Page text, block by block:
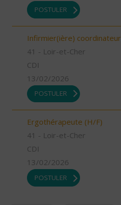
POSTULER
Infirmier(ière)
41 - Loir-et-Cher
CDI
13/02/2026
POSTULER
Ergothérapeute (H/F)
41 - Loir-et-Cher
CDI
13/02/2026
POSTULER